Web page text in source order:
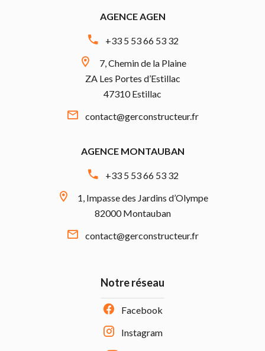
AGENCE AGEN
+33 5 53 66 53 32
7, Chemin de la Plaine
ZA Les Portes d’Estillac
47310 Estillac
contact@gerconstructeur.fr
AGENCE MONTAUBAN
+33 5 53 66 53 32
1, Impasse des Jardins d’Olympe
82000 Montauban
contact@gerconstructeur.fr
Notre réseau
Facebook
Instagram